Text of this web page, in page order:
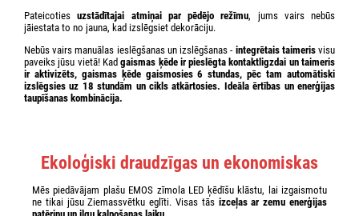
Pateicotiesuzstādītajai atmiņai par pēdējo režīmu, jums vairs nebūs
jāiestata to no jauna, kad izslēgsiet dekorāciju.
Nebūs vairs manuālas ieslēgšanas un izslēgšanas - integrētais taimerisvisu
paveiks jūsu vietā! Kadgaismas ķēdeir pieslēgta kontaktligzdai un taimeris
ir aktivizēts, gaismas ķēde gaismosies6 stundas, pēc tamautomātiski
izslēgsies uz 18 stundām un cikls atkārtosies. Ideāla ērtības un enerģijas
taupīšanas kombinācija.
Ekoloģiski draudzīgas un ekonomiskas
Mēs piedāvājam plašu EMOS zīmola LED ķēdīšu klāstu, lai izgaismotu
ne tikai jūsu Ziemassvētku eglīti. Visas tās izceļas ar zemu enerģijas